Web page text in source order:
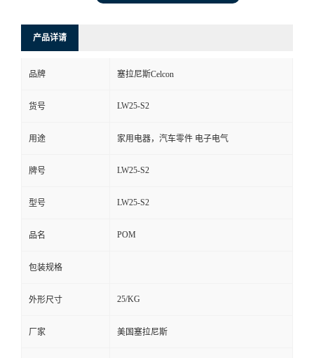
产品详请
品牌 塞拉尼斯Celcon
货号 LW25-S2
用途 家用电器，汽车零件 电子电气
牌号 LW25-S2
型号 LW25-S2
品名 POM
包装规格
外形尺寸 25/KG
厂家 美国塞拉尼斯